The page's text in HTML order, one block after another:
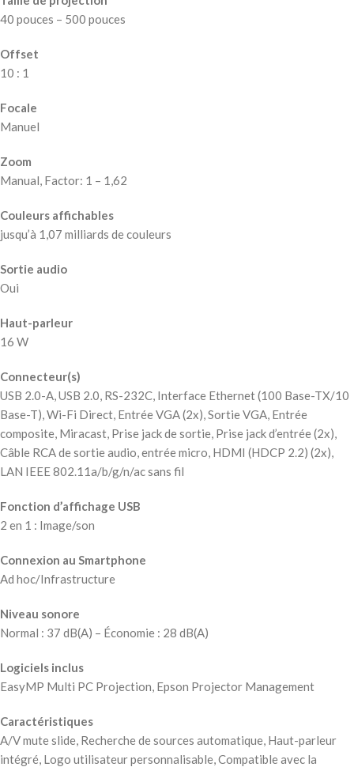
40 pouces – 500 pouces
Offset
10 : 1
Focale
Manuel
Zoom
Manual, Factor: 1 – 1,62
Couleurs affichables
jusqu’à 1,07 milliards de couleurs
Sortie audio
Oui
Haut-parleur
16 W
Connecteur(s)
USB 2.0-A, USB 2.0, RS-232C, Interface Ethernet (100 Base-TX/10
Base-T), Wi-Fi Direct, Entrée VGA (2x), Sortie VGA, Entrée
composite, Miracast, Prise jack de sortie, Prise jack d’entrée (2x),
Câble RCA de sortie audio, entrée micro, HDMI (HDCP 2.2) (2x),
LAN IEEE 802.11a/b/g/n/ac sans fil
Fonction d’affichage USB
2 en 1 : Image/son
Connexion au Smartphone
Ad hoc/Infrastructure
Niveau sonore
Normal : 37 dB(A) – Économie : 28 dB(A)
Logiciels inclus
EasyMP Multi PC Projection, Epson Projector Management
Caractéristiques
A/V mute slide, Recherche de sources automatique, Haut-parleur
intégré, Logo utilisateur personnalisable, Compatible avec la